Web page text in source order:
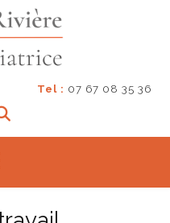
Tel : 07 67 08 35 36